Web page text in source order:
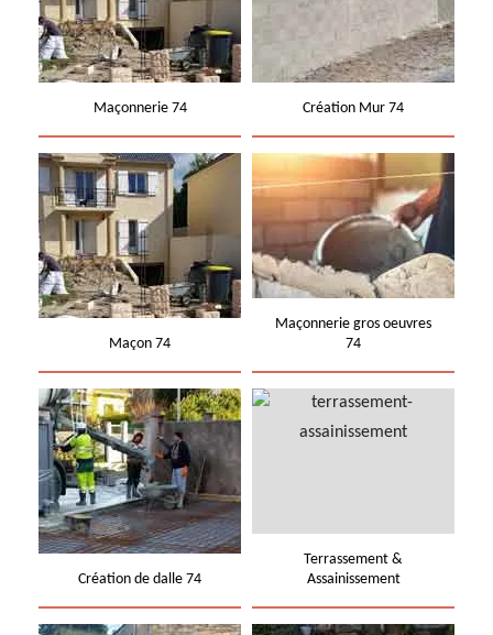
Maçonnerie 74 Création Mur 74
Maçon 74
Maçonnerie gros oeuvres
74
Création de dalle 74
Terrassement &
Assainissement